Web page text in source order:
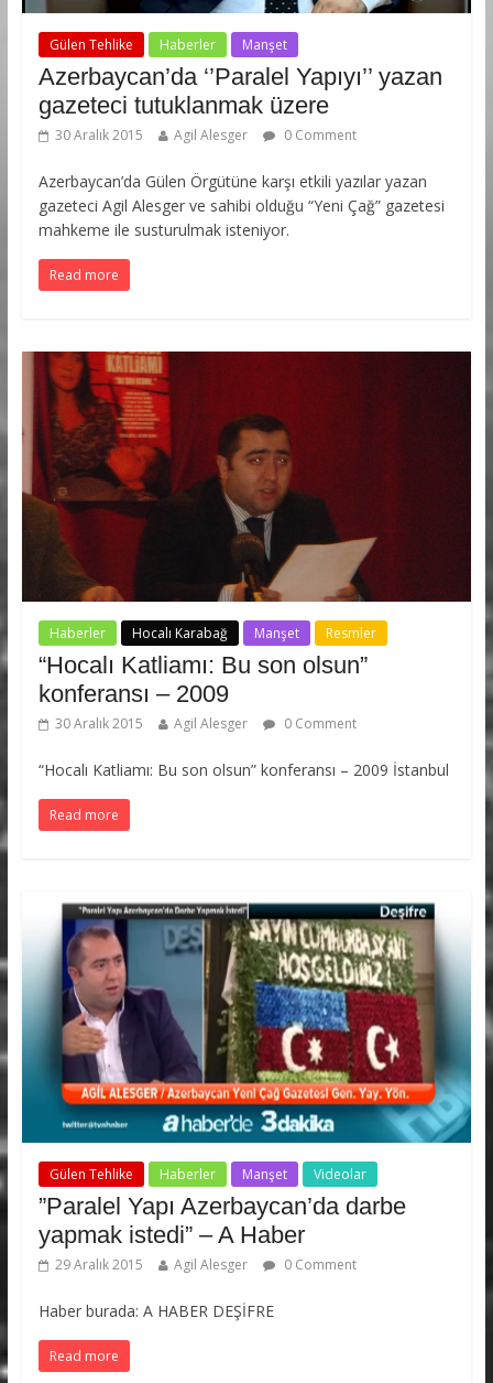
Gülen Tehlike Haberler Manşet
Azerbaycan’da ‘’Paralel Yapıyı’’ yazan
gazeteci tutuklanmak üzere
30 Aralık 2015 Agil Alesger 0 Comment
Azerbaycan’da Gülen Örgütüne karşı etkili yazılar yazan
gazeteci Agil Alesger ve sahibi olduğu “Yeni Çağ” gazetesi
mahkeme ile susturulmak isteniyor.
Read more
Haberler Hocalı Karabağ Manşet Resmler
“Hocalı Katliamı: Bu son olsun”
konferansı – 2009
30 Aralık 2015 Agil Alesger 0 Comment
“Hocalı Katliamı: Bu son olsun” konferansı – 2009 İstanbul
Read more
Gülen Tehlike Haberler Manşet Videolar
”Paralel Yapı Azerbaycan’da darbe
yapmak istedi” – A Haber
29 Aralık 2015 Agil Alesger 0 Comment
Haber burada: A HABER DEŞİFRE
Read more